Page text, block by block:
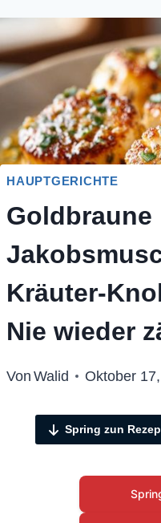
HAUPTGERICHTE
Goldbraune
Kräuter-
Nie wieder
Von Walid Oktober
Spring zun